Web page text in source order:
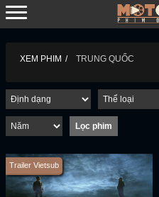
XEM PHIM TRUNG QUỐC
Trailer Vietsub